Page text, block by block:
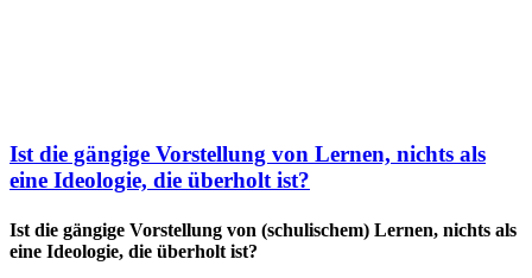
Ist die gängige Vorstellung von Lernen, nichts als
eine Ideologie, die überholt ist?
Ist die gängige Vorstellung von (schulischem) Lernen, nichts als
eine Ideologie, die überholt ist?